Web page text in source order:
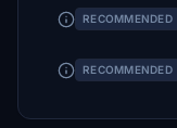
RECOMMENDED
RECOMMENDED